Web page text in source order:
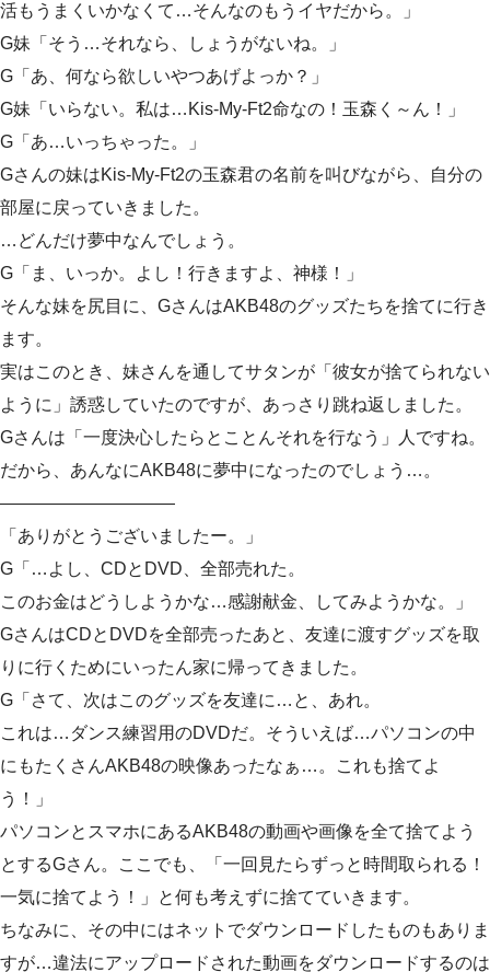
活もうまくいかなくて…そんなのもうイヤだから。」
G妹「そう…それなら、しょうがないね。」
G「あ、何なら欲しいやつあげよっか？」
G妹「いらない。私は…Kis-My-Ft2命なの！玉森く～ん！」
G「あ…いっちゃった。」
Gさんの妹はKis-My-Ft2の玉森君の名前を叫びながら、自分の
部屋に戻っていきました。
…どんだけ夢中なんでしょう。
G「ま、いっか。よし！行きますよ、神様！」
そんな妹を尻目に、GさんはAKB48のグッズたちを捨てに行き
ます。
実はこのとき、妹さんを通してサタンが「彼女が捨てられない
ように」誘惑していたのですが、あっさり跳ね返しました。
Gさんは「一度決心したらとことんそれを行なう」人ですね。
だから、あんなにAKB48に夢中になったのでしょう…。
——————————
「ありがとうございましたー。」
G「…よし、CDとDVD、全部売れた。
このお金はどうしようかな…感謝献金、してみようかな。」
GさんはCDとDVDを全部売ったあと、友達に渡すグッズを取
りに行くためにいったん家に帰ってきました。
G「さて、次はこのグッズを友達に…と、あれ。
これは…ダンス練習用のDVDだ。そういえば…パソコンの中
にもたくさんAKB48の映像あったなぁ…。これも捨てよ
う！」
パソコンとスマホにあるAKB48の動画や画像を全て捨てよう
とするGさん。ここでも、「一回見たらずっと時間取られる！
一気に捨てよう！」と何も考えずに捨てていきます。
ちなみに、その中にはネットでダウンロードしたものもありま
すが…違法にアップロードされた動画をダウンロードするのは